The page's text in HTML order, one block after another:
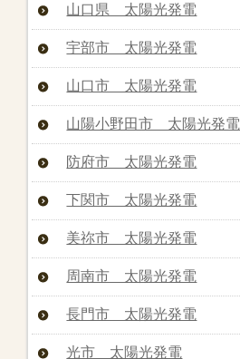
山口県 太陽光発電
宇部市 太陽光発電
山口市 太陽光発電
山陽小野田市 太陽光発電
防府市 太陽光発電
下関市 太陽光発電
美祢市 太陽光発電
周南市 太陽光発電
長門市 太陽光発電
光市 太陽光発電